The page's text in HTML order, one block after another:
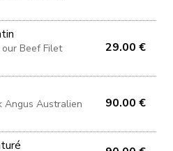
Beef Filet
29.00 €
Angus Australien
90.00 €